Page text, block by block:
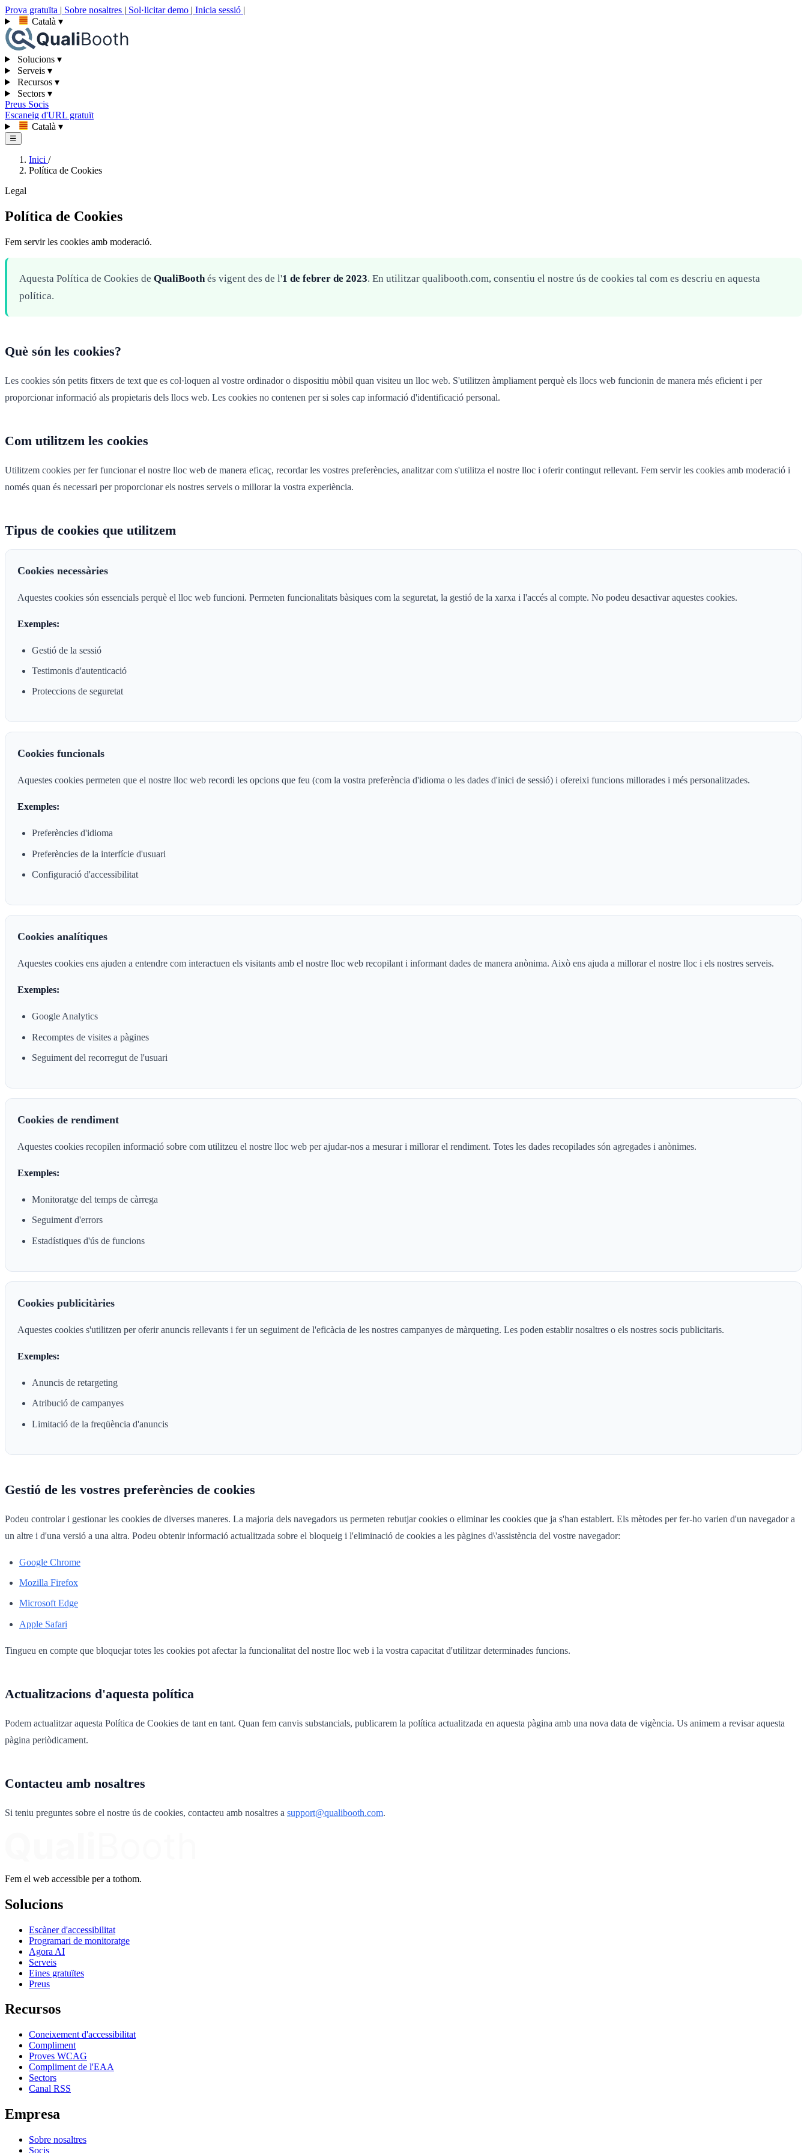
Prova gratuïta | Sobre nosaltres | Sol·licitar demo | Inicia sessió |
Català ▾
Solucions ▾
Serveis ▾
Recursos ▾
Sectors ▾
Preus Socis
Escaneig d'URL gratuït
Català ▾
☰
Inici /
Política de Cookies
Legal
Política de Cookies
Fem servir les cookies amb moderació.
Aquesta Política de Cookies de QualiBooth és vigent des de l'1 de febrer de 2023. En utilitzar qualibooth.com, consentiu el nostre ús de cookies tal com es descriu en aquesta
política.
Què són les cookies?
Les cookies són petits fitxers de text que es col·loquen al vostre ordinador o dispositiu mòbil quan visiteu un lloc web. S'utilitzen àmpliament perquè els llocs web funcionin de manera més eficient i per
proporcionar informació als propietaris dels llocs web. Les cookies no contenen per si soles cap informació d'identificació personal.
Com utilitzem les cookies
Utilitzem cookies per fer funcionar el nostre lloc web de manera eficaç, recordar les vostres preferències, analitzar com s'utilitza el nostre lloc i oferir contingut rellevant. Fem servir les cookies amb moderació i
només quan és necessari per proporcionar els nostres serveis o millorar la vostra experiència.
Tipus de cookies que utilitzem
Cookies necessàries
Aquestes cookies són essencials perquè el lloc web funcioni. Permeten funcionalitats bàsiques com la seguretat, la gestió de la xarxa i l'accés al compte. No podeu desactivar aquestes cookies.
Exemples:
Gestió de la sessió
Testimonis d'autenticació
Proteccions de seguretat
Cookies funcionals
Aquestes cookies permeten que el nostre lloc web recordi les opcions que feu (com la vostra preferència d'idioma o les dades d'inici de sessió) i ofereixi funcions millorades i més personalitzades.
Exemples:
Preferències d'idioma
Preferències de la interfície d'usuari
Configuració d'accessibilitat
Cookies analítiques
Aquestes cookies ens ajuden a entendre com interactuen els visitants amb el nostre lloc web recopilant i informant dades de manera anònima. Això ens ajuda a millorar el nostre lloc i els nostres serveis.
Exemples:
Google Analytics
Recomptes de visites a pàgines
Seguiment del recorregut de l'usuari
Cookies de rendiment
Aquestes cookies recopilen informació sobre com utilitzeu el nostre lloc web per ajudar-nos a mesurar i millorar el rendiment. Totes les dades recopilades són agregades i anònimes.
Exemples:
Monitoratge del temps de càrrega
Seguiment d'errors
Estadístiques d'ús de funcions
Cookies publicitàries
Aquestes cookies s'utilitzen per oferir anuncis rellevants i fer un seguiment de l'eficàcia de les nostres campanyes de màrqueting. Les poden establir nosaltres o els nostres socis publicitaris.
Exemples:
Anuncis de retargeting
Atribució de campanyes
Limitació de la freqüència d'anuncis
Gestió de les vostres preferències de cookies
Podeu controlar i gestionar les cookies de diverses maneres. La majoria dels navegadors us permeten rebutjar cookies o eliminar les cookies que ja s'han establert. Els mètodes per fer-ho varien d'un navegador a
un altre i d'una versió a una altra. Podeu obtenir informació actualitzada sobre el bloqueig i l'eliminació de cookies a les pàgines d\'assistència del vostre navegador:
Google Chrome
Mozilla Firefox
Microsoft Edge
Apple Safari
Tingueu en compte que bloquejar totes les cookies pot afectar la funcionalitat del nostre lloc web i la vostra capacitat d'utilitzar determinades funcions.
Actualitzacions d'aquesta política
Podem actualitzar aquesta Política de Cookies de tant en tant. Quan fem canvis substancials, publicarem la política actualitzada en aquesta pàgina amb una nova data de vigència. Us animem a revisar aquesta
pàgina periòdicament.
Contacteu amb nosaltres
Si teniu preguntes sobre el nostre ús de cookies, contacteu amb nosaltres a support@qualibooth.com.
Fem el web accessible per a tothom.
Solucions
Escàner d'accessibilitat
Programari de monitoratge
Agora AI
Serveis
Eines gratuïtes
Preus
Recursos
Coneixement d'accessibilitat
Compliment
Proves WCAG
Compliment de l'EAA
Sectors
Canal RSS
Empresa
Sobre nosaltres
Socis